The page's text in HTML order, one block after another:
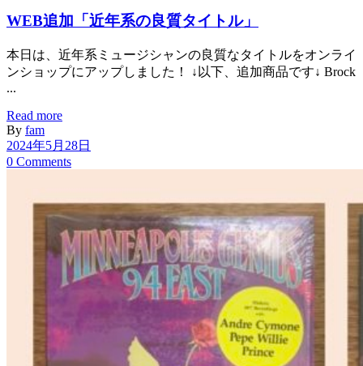
WEB追加「近年系の良質タイトル」
本日は、近年系ミュージシャンの良質なタイトルをオンライ
ンショップにアップしました！ ↓以下、追加商品です↓ Brock
...
Read more
By fam
2024年5月28日
0 Comments